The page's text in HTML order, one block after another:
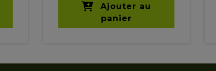
Ajouter au
panier